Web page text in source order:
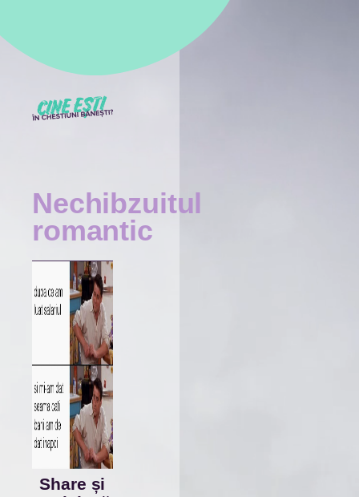
Nechibzuitul
romantic
Share și